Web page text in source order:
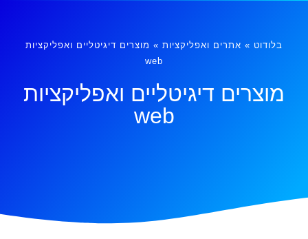
בלודוט » אתרים ואפליקציות » מוצרים דיגיטליים ואפליקציות
web
מוצרים דיגיטליים ואפליקציות
web